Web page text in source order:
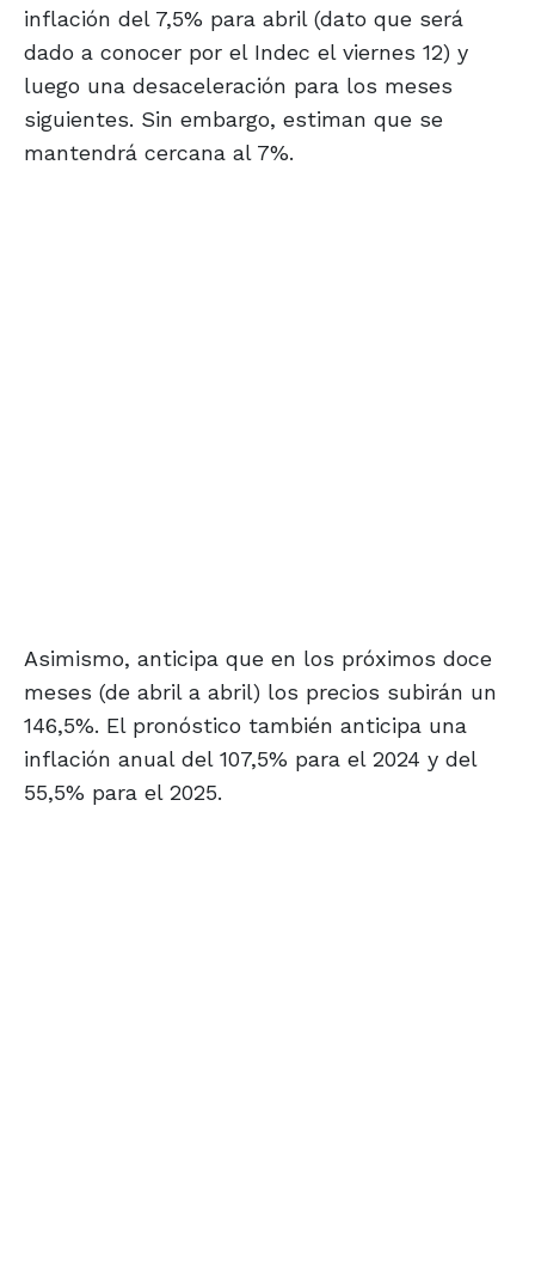
inflación del 7,5% para abril (dato que será
dado a conocer por el Indec el viernes 12) y
luego una desaceleración para los meses
siguientes. Sin embargo, estiman que se
mantendrá cercana al 7%.
Asimismo, anticipa que en los próximos doce
meses (de abril a abril) los precios subirán un
146,5%. El pronóstico también anticipa una
inflación anual del 107,5% para el 2024 y del
55,5% para el 2025.